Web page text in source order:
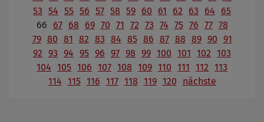
53 54 55 56 57 58 59 60 61 62 63 64
65
66
67 68 69 70 71 72 73 74 75 76 77 78
79 80 81 82 83 84 85 86 87 88 89 90 91
92 93 94 95 96 97 98 99 100 101 102 103
104 105 106 107 108 109 110 111 112 113
114 115 116 117 118 119 120 nächste